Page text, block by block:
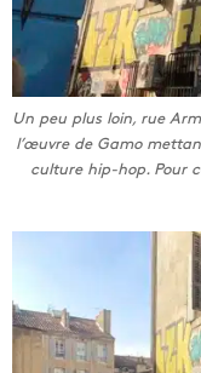
Un peu plus loin, rue
l’œuvre de Gamo
culture hip-hop. Pour